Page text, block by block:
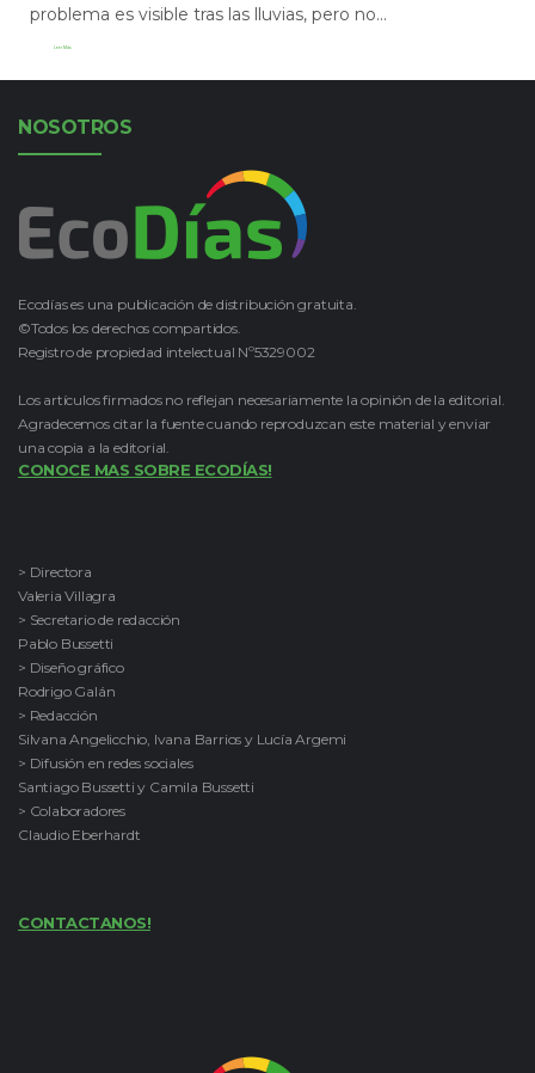
problema es visible tras las lluvias, pero no...
Leer Más
NOSOTROS
Ecodías es una publicación de distribución gratuita.
©Todos los derechos compartidos.
Registro de propiedad intelectual Nº5329002
Los artículos firmados no reflejan necesariamente la opinión de la editorial.
Agradecemos citar la fuente cuando reproduzcan este material y enviar
una copia a la editorial.
CONOCE MAS SOBRE ECODÍAS!
> Directora
Valeria Villagra
> Secretario de redacción
Pablo Bussetti
> Diseño gráfico
Rodrigo Galán
> Redacción
Silvana Angelicchio, Ivana Barrios y Lucía Argemi
> Difusión en redes sociales
Santiago Bussetti y Camila Bussetti
> Colaboradores
Claudio Eberhardt
CONTACTANOS!